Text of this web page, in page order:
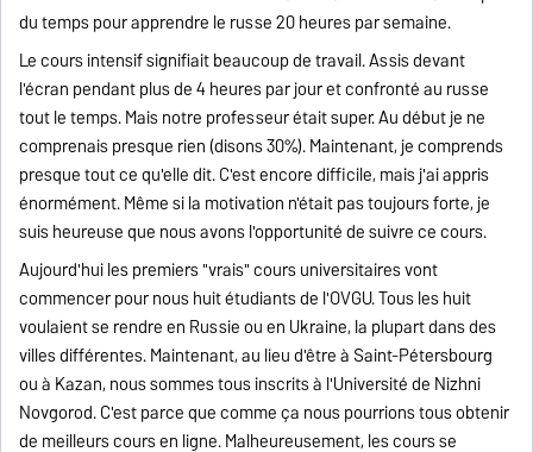
du temps pour apprendre le russe 20 heures par semaine.
Le cours intensif signifiait beaucoup de travail. Assis devant
l'écran pendant plus de 4 heures par jour et confronté au russe
tout le temps. Mais notre professeur était super. Au début je ne
comprenais presque rien (disons 30%). Maintenant, je comprends
presque tout ce qu'elle dit. C'est encore difficile, mais j'ai appris
énormément. Même si la motivation n'était pas toujours forte, je
suis heureuse que nous avons l'opportunité de suivre ce cours.
Aujourd'hui les premiers "vrais" cours universitaires vont
commencer pour nous huit étudiants de l'OVGU. Tous les huit
voulaient se rendre en Russie ou en Ukraine, la plupart dans des
villes différentes. Maintenant, au lieu d'être à Saint-Pétersbourg
ou à Kazan, nous sommes tous inscrits à l'Université de Nizhni
Novgorod. C'est parce que comme ça nous pourrions tous obtenir
de meilleurs cours en ligne. Malheureusement, les cours se